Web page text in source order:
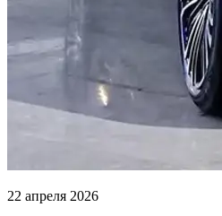
22 апреля 2026